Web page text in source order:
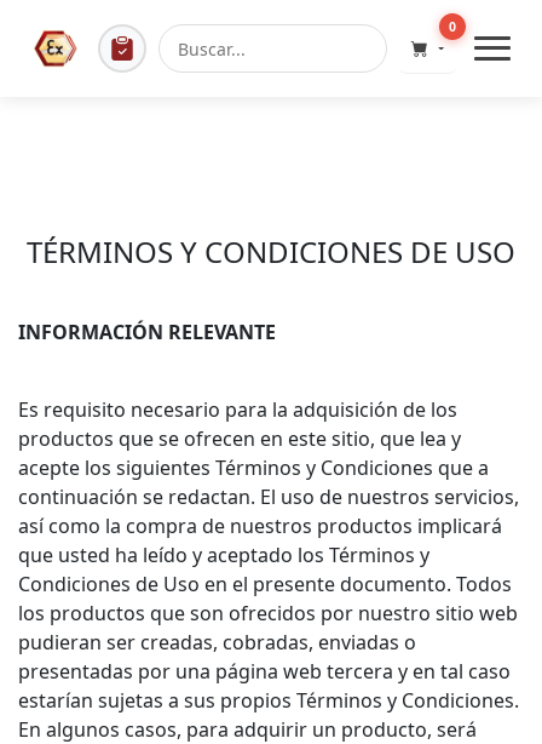
0
TÉRMINOS Y CONDICIONES DE USO
INFORMACIÓN RELEVANTE
Es requisito necesario para la adquisición de los
productos que se ofrecen en este sitio, que lea y
acepte los siguientes Términos y Condiciones que a
continuación se redactan. El uso de nuestros servicios,
así como la compra de nuestros productos implicará
que usted ha leído y aceptado los Términos y
Condiciones de Uso en el presente documento. Todos
los productos que son ofrecidos por nuestro sitio web
pudieran ser creadas, cobradas, enviadas o
presentadas por una página web tercera y en tal caso
estarían sujetas a sus propios Términos y Condiciones.
En algunos casos, para adquirir un producto, será